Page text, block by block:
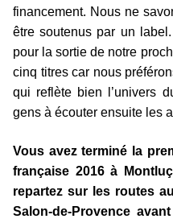
financement. Nous ne
être soutenus par un
pour la sortie de notre
cinq titres car nous
qui reflète bien l’univers
gens à écouter ensuite les
Vous avez terminé la
française 2016 à
repartez sur les routes
Salon-de-Provence